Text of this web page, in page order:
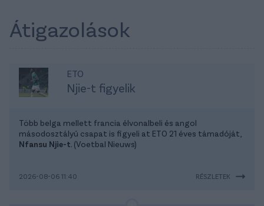
Átigazolások
ETO
Njie-t figyelik
Több belga mellett francia élvonalbeli és angol
másodosztályú csapat is figyeli at ETO 21 éves támadóját,
Nfansu Njie-t. (Voetbal Nieuws)
2026-08-06 11:40 RÉSZLETEK